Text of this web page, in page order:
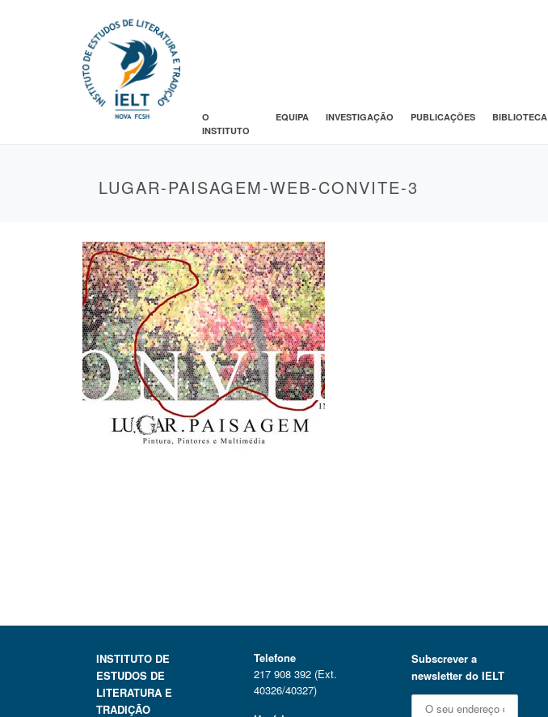
O
INSTITUTO
EQUIPA INVESTIGAÇÃO PUBLICAÇÕES BIBLIOTECA
LUGAR-PAISAGEM-WEB-CONVITE-3
INSTITUTO DE
ESTUDOS DE
LITERATURA E
TRADIÇÃO
Telefone
217 908 392 (Ext.
40326/40327)
Subscrever a
newsletter do IELT